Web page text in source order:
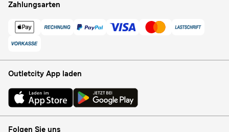
Zahlungsarten
Outletcity App laden
Folgen Sie uns